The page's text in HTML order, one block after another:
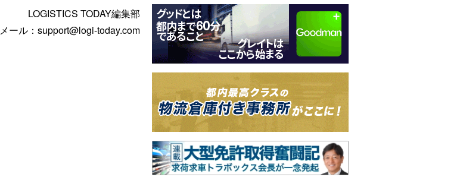
LOGISTICS TODAY編集部
メール：support@logi-today.com